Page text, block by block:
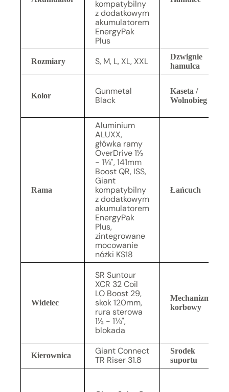
kompatybilny
z dodatkowym
akumulatorem
EnergyPak
Plus
Rozmiary S, M, L, XL, XXL
Dzwignie
hamulca
Kolor
Gunmetal
Black
Kaseta /
Wolnobieg
Rama
Aluminium
ALUXX,
główka ramy
OverDrive 1½
- 1⅛", 141mm
Boost QR, ISS,
Giant
kompatybilny
z dodatkowym
akumulatorem
EnergyPak
Plus,
zintegrowane
mocowanie
nóżki KS18
Łańcuch
Widelec
SR Suntour
XCR 32 Coil
LO Boost 29,
skok 120mm,
rura sterowa
1½ - 1⅛",
blokada
Mechanizm
korbowy
Kierownica
Giant Connect
TR Riser 31.8
Srodek
suportu